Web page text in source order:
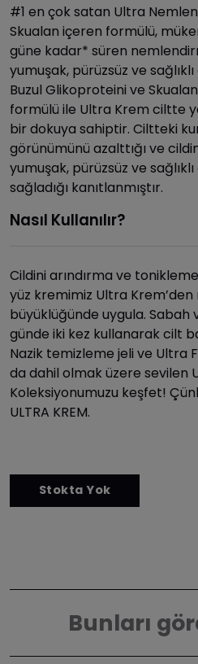
#1 en çok satan Ultra
Skualan içeren formülü,
güne kadar* süren
yumuşak, pürüzsüz ve
Buzul Glikoproteini ve
formülü ile Ultra Krem ciltte
bir dokuya sahiptir. Ciltteki
görünümünü azalttığı ve
yumuşak, pürüzsüz ve
sağladığı kanıtlanmıştır.
Nasıl Kullanılır?
Cildini arındırma ve
yüz kremimiz Ultra
büyüklüğünde uygula.
günde iki kez kullanarak cilt
Nazik temizleme jeli ve Ultra
da dahil olmak üzere sevilen
Koleksiyonumuzu keşfet!
ULTRA KREM.
Bunları